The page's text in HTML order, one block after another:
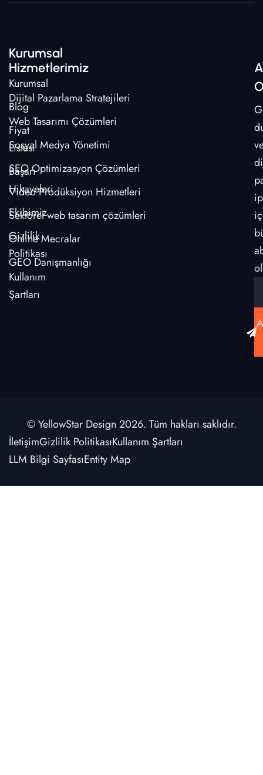
Kurumsal
Kurumsal
Blog
Fiyat
Listesi
Başarı
Hikayeleri
Ekibimiz
Gizlilik
Politikası
Kullanım
Şartları
Hizmetlerimiz
Dijital Pazarlama Stratejileri
Web Tasarımı Çözümleri
Sosyal Medya Yönetimi
SEO Optimizasyon Çözümleri
Video Prodüksiyon Hizmetleri
Sektörel web tasarım çözümleri
Online Mecralar
GEO Danışmanlığı
© YellowStar Design 2026. Tüm hakları saklıdır.
İletişimGizlilik PolitikasıKullanım Şartları
LLM Bilgi SayfasıEntity Map